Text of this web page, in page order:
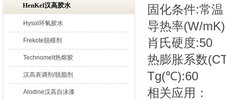
HenKel汉高胶水
Hysol环氧胶水
Frekote脱模剂
Technomelt热熔胶
汉高表调剂/脱脂剂
Alodine汉高自泳漆
固化条件:常温
导热率(W/
肖氏硬度:50
热膨胀系数
Tg(℃):60
相关应用：